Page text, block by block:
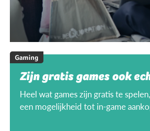
Gaming
Zijn gratis games ook
Heel wat games zijn gratis te
een mogelijkheid tot in-game